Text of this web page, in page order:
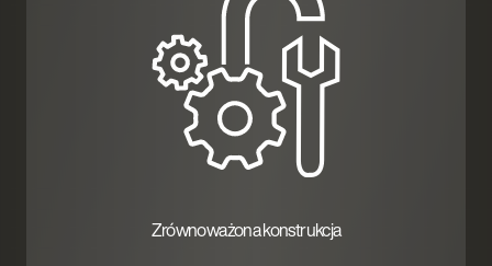
Zrównoważona konstrukcja